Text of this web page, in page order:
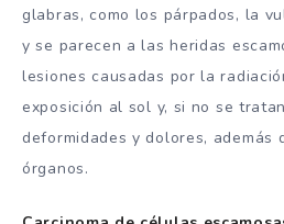
glabras, como los párpados, la
y se parecen a las heridas
lesiones causadas por la
exposición al sol y, si no se
deformidades y dolores, además
órganos.